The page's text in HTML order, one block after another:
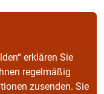
erklären Sie
regelmäßig
zusenden. Sie